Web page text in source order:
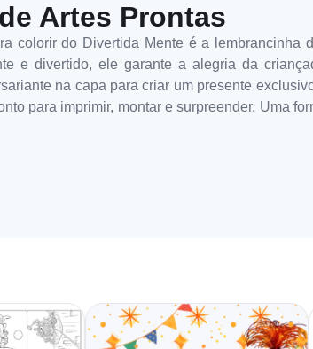
Artes Prontas
colorir do Divertida Mente é a lembrancinha
e divertido, ele garante a alegria da
na capa para criar um presente
para imprimir, montar e surpreender. Uma